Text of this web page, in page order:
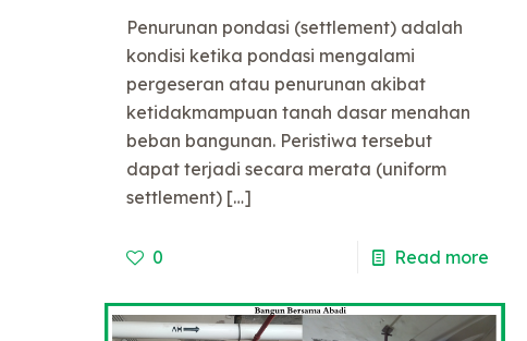
Penurunan pondasi (settlement) adalah
kondisi ketika pondasi mengalami
pergeseran atau penurunan akibat
ketidakmampuan tanah dasar menahan
beban bangunan. Peristiwa tersebut
dapat terjadi secara merata (uniform
settlement)[…]
0 Read more